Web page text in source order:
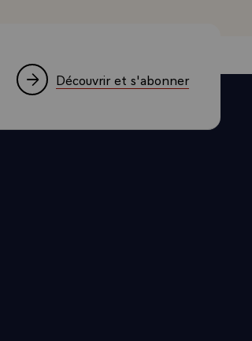
Découvrir et s'abonner